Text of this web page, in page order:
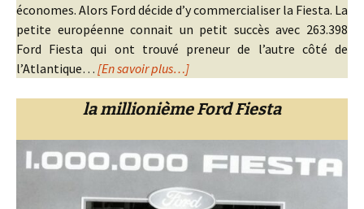
économes. Alors Ford décide d’y commercialiser la Fiesta. La
petite européenne connait un petit succès avec 263.398
Ford Fiesta qui ont trouvé preneur de l’autre côté de
l’Atlantique… [En savoir plus…]
la millionième Ford Fiesta